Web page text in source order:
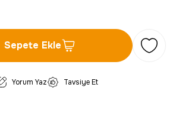
Sepete Ekle
Yorum Yaz Tavsiye Et